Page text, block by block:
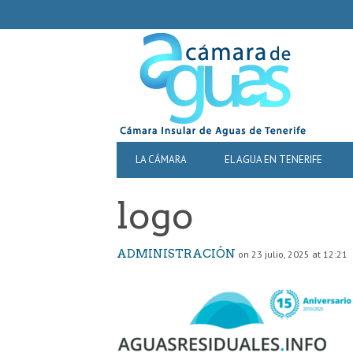
NAVIGATION
PRIMARY
NAVIGATION
LA CÁMARA EL AGUA EN TENERIFE
logo
ADMINISTRACIÓN on 23 julio, 2025 at 12:21